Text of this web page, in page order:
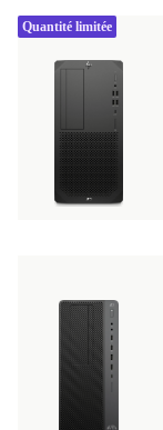
Quantité limitée